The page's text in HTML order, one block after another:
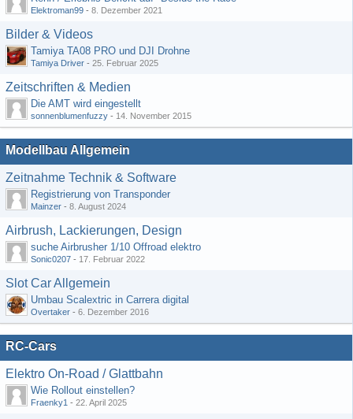
Elektroman99 - 8. Dezember 2021
Bilder & Videos
Tamiya TA08 PRO und DJI Drohne
Tamiya Driver - 25. Februar 2025
Zeitschriften & Medien
Die AMT wird eingestellt
sonnenblumenfuzzy - 14. November 2015
Modellbau Allgemein
Zeitnahme Technik & Software
Registrierung von Transponder
Mainzer - 8. August 2024
Airbrush, Lackierungen, Design
suche Airbrusher 1/10 Offroad elektro
Sonic0207 - 17. Februar 2022
Slot Car Allgemein
Umbau Scalextric in Carrera digital
Overtaker - 6. Dezember 2016
RC-Cars
Elektro On-Road / Glattbahn
Wie Rollout einstellen?
Fraenky1 - 22. April 2025